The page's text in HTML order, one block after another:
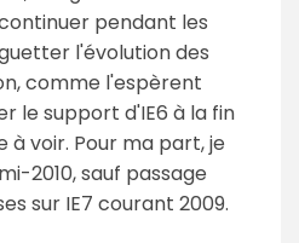
pendant les
l'évolution des
comme l'espèrent
le support d'IE6 à la fin
à voir. Pour ma part, je
2010, sauf passage
sur IE7 courant 2009.